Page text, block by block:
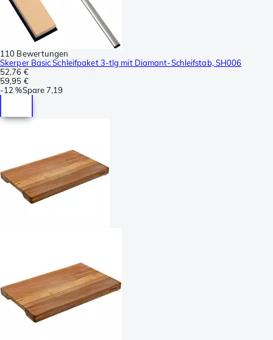
110 Bewertungen
Skerper Basic Schleifpaket 3-tlg mit Diamant-Schleifstab, SH006
52,76 €
59,95 €
-12 %Spare7,19